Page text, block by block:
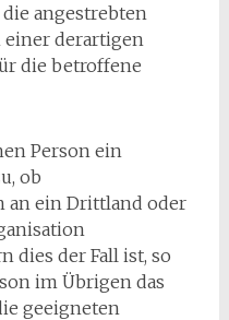
angestrebten
derartigen
die betroffene
Person ein
ob
an ein Drittland oder
dies der Fall ist, so
im Übrigen das
geeigneten